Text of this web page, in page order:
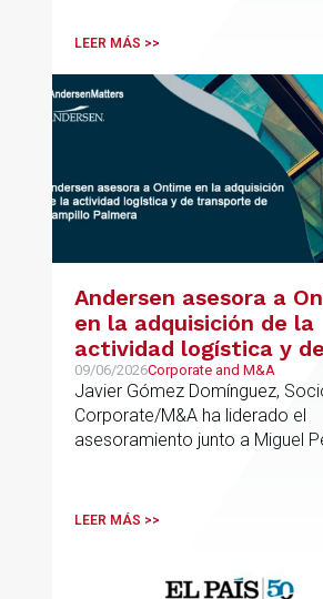
LEER MÁS >>
Andersen asesora a
en la adquisición de la
actividad logística y de
transporte de Campillo
Palmera
09/06/2026Corporate and M&A
Javier Gómez Domínguez,
Corporate/M&A ha liderado el
asesoramiento junto a Miguel
LEER MÁS >>